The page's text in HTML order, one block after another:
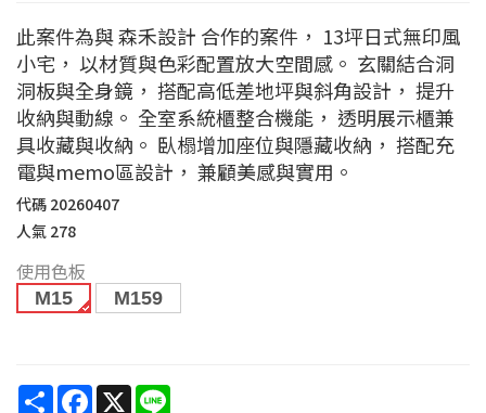
此案件為與 森禾設計 合作的案件， 13坪日式無印風
小宅， 以材質與色彩配置放大空間感。 玄關結合洞
洞板與全身鏡， 搭配高低差地坪與斜角設計， 提升
收納與動線。 全室系統櫃整合機能， 透明展示櫃兼
具收藏與收納。 臥榻增加座位與隱藏收納， 搭配充
電與memo區設計， 兼顧美感與實用。
代碼 20260407
人氣 278
使用色板
M15 M159
ShareFacebook
X